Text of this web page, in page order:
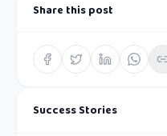
Share this post
Success Stories